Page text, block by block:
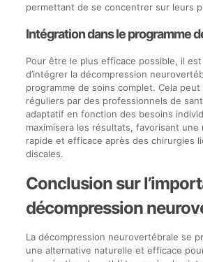
permettant de se concentrer sur leurs
Intégration dans le programme
Pour être le plus efficace possible, il est
d’intégrer la décompression
programme de soins complet. Cela
réguliers par des professionnels de
adaptatif en fonction des besoins
maximisera les résultats, favorisant une
rapide et efficace après des chirurgies
discales.
Conclusion sur
décompression
La décompression neurovertébrale se
une alternative naturelle et efficace